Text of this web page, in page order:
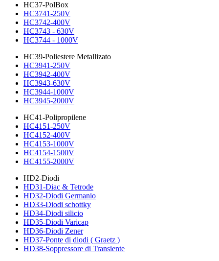
HC37-PolBox
HC3741-250V
HC3742-400V
HC3743 - 630V
HC3744 - 1000V
HC39-Poliestere Metallizato
HC3941-250V
HC3942-400V
HC3943-630V
HC3944-1000V
HC3945-2000V
HC41-Polipropilene
HC4151-250V
HC4152-400V
HC4153-1000V
HC4154-1500V
HC4155-2000V
HD2-Diodi
HD31-Diac & Tetrode
HD32-Diodi Germanio
HD33-Diodi schottky
HD34-Diodi silicio
HD35-Diodi Varicap
HD36-Diodi Zener
HD37-Ponte di diodi ( Graetz )
HD38-Soppressore di Transiente